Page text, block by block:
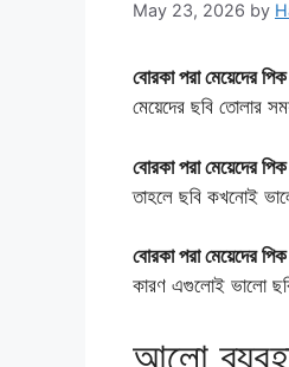
May 23, 2026 by
বোরকা পরা মেয়েদের
মেয়েদের ছবি তোলার
বোরকা পরা মেয়েদের
তাহলে ছবি কখনোই
বোরকা পরা মেয়েদের
কারণ এগুলোই ভালো
আলো